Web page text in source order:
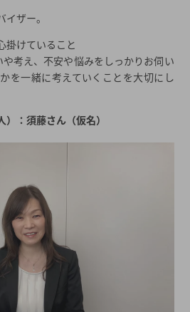
ザー。
掛けていること
や考え、不安や悩みをしっかりお伺い
を一緒に考えていくことを大切にし
：須藤さん（仮名）